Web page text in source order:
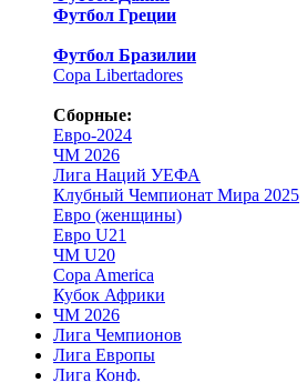
Футбол Греции
Футбол Бразилии
Copa Libertadores
Сборные:
Евро-2024
ЧМ 2026
Лига Наций УЕФА
Клубный Чемпионат Мира 2025
Евро (женщины)
Евро U21
ЧМ U20
Copa America
Кубок Африки
ЧМ 2026
Лига Чемпионов
Лига Европы
Лига Конф.